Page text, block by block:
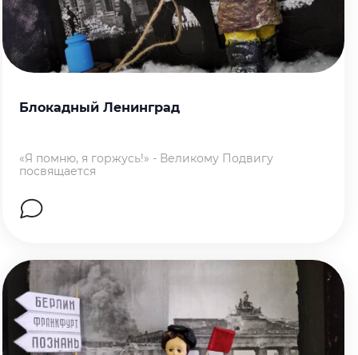
Блокадный Ленинград
«Я помню, я горжусь!» - Великому Подвигу
посвящается